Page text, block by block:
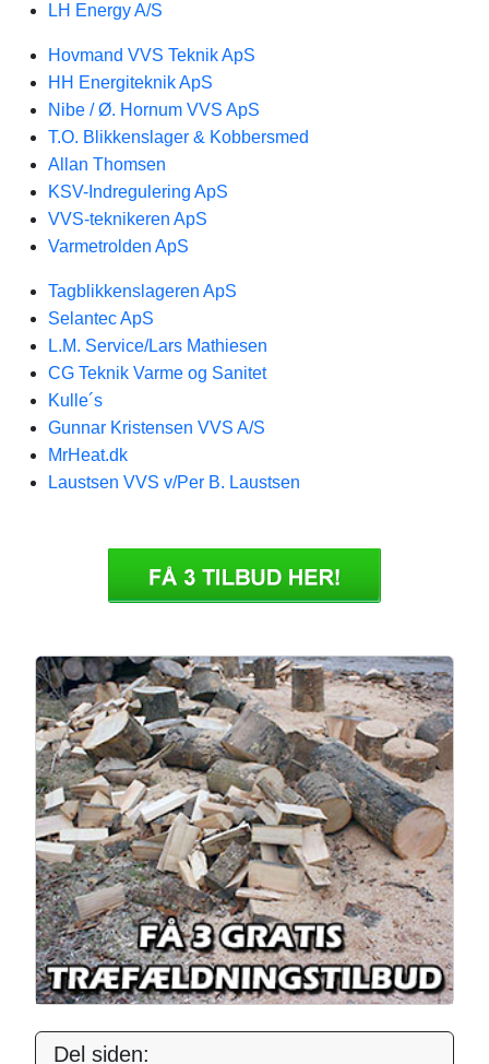
LH Energy A/S
Hovmand VVS Teknik ApS
HH Energiteknik ApS
Nibe / Ø. Hornum VVS ApS
T.O. Blikkenslager & Kobbersmed
Allan Thomsen
KSV-Indregulering ApS
VVS-teknikeren ApS
Varmetrolden ApS
Tagblikkenslageren ApS
Selantec ApS
L.M. Service/Lars Mathiesen
CG Teknik Varme og Sanitet
Kulle´s
Gunnar Kristensen VVS A/S
MrHeat.dk
Laustsen VVS v/Per B. Laustsen
Del siden: